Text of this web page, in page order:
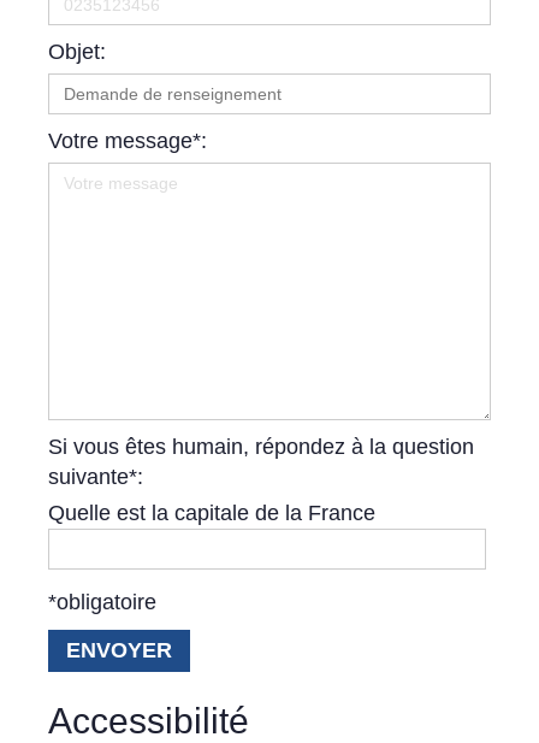
Objet:
Votre message*:
Si vous êtes humain, répondez à la question
suivante*:
Quelle est la capitale de la France
*obligatoire
Accessibilité